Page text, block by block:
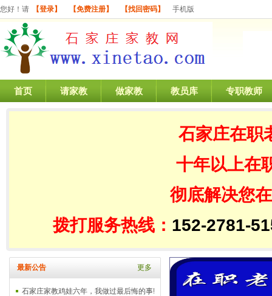
您好！请 【登录】 【免费注册】 【找回密码】 手机版
首页 请家教 做家教 教员库 专职教师
石家庄在职
十年以上在
彻底解决您
拨打服务热线： 152-2781-
更多
最新公告
石家庄家教鸡娃六年，我做过最后悔的事!